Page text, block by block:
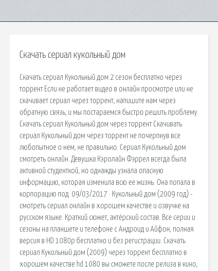
Скачать сериал кукольный дом
Скачать сериал Кукольный дом 2 сезон бесплатно через
торрент Если не работает видео в онлайн просмотре или не
скачивает сериал через торрент, напишите нам через
обратную связь, и мы постараемся быстро решить проблему.
Скачать сериал Кукольный дом через торрент Скачивать
сериал Кукольный дом через торрент не почерпнув все
любопытное о нем, не правильно. Сериал Кукольный дом
смотреть онлайн. Девушка Кэролайн Фэррел всегда была
активной студенткой, но однажды узнала опасную
информацию, которая изменила всю ее жизнь. Она попала в
корпорацию под. 09/03/2017 · Кукольный дом (2009 год) -
смотреть сериал онлайн в хорошем качестве и озвучке на
русском языке. Краткий сюжет, актёрский состав. Все серии и
сезоны на планшете и телефоне с Андроид и Айфон, полная
версия в HD 1080p бесплатно и без регистрации. Скачать
сериал Кукольный дом (2009) через торрент бесплатно в
хорошем качестве hd 1080 вы сможете после релиза в кино,